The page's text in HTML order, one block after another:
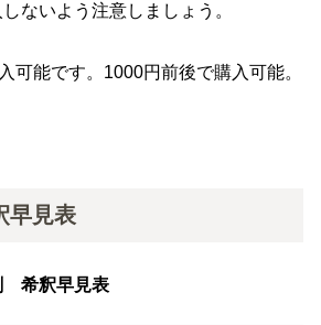
ないよう注意しましょう。
可能です。1000円前後で購入可能。
早見表
希釈早見表